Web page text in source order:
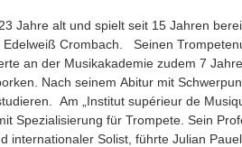
Jahre alt und spielt seit 15 Jahren
Edelweiß Crombach. Seinen
an der Musikakademie zudem 7
Nach seinem Abitur mit
Am „Institut supérieur de
Spezialisierung für Trompete. Sein
internationaler Solist, führte Julian